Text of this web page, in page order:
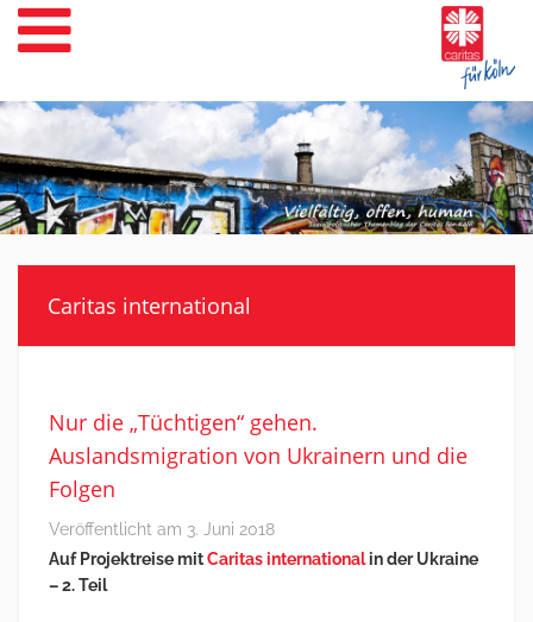
Weiter
zum
Inhalt
Caritas international
Nur die „Tüchtigen“ gehen.
Auslandsmigration von Ukrainern und die
Folgen
Veröffentlicht am 3. Juni 2018
Auf Projektreise mitCaritas internationalin der Ukraine
– 2. Teil